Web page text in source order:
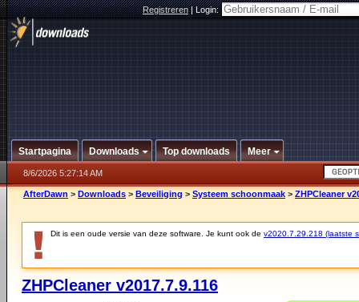
Registreren|Login:
Startpagina Downloads Top downloads Meer
8/6/2026 5:27:14 AM
AfterDawn > Downloads > Beveiliging > Systeem schoonmaak > ZHPCleaner
Dit is een oude versie van deze software. Je kunt ook de v2020.7.29.218 (laatste
ZHPCleaner v2017.7.9.116